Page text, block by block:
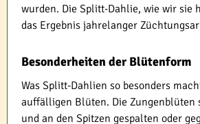
wurden. Die Splitt-Dahlie, wie wir sie
das Ergebnis jahrelanger
Besonderheiten der Blütenform
Was Splitt-Dahlien so besonders
auffälligen Blüten. Die Zungenblüten
und an den Spitzen gespalten oder